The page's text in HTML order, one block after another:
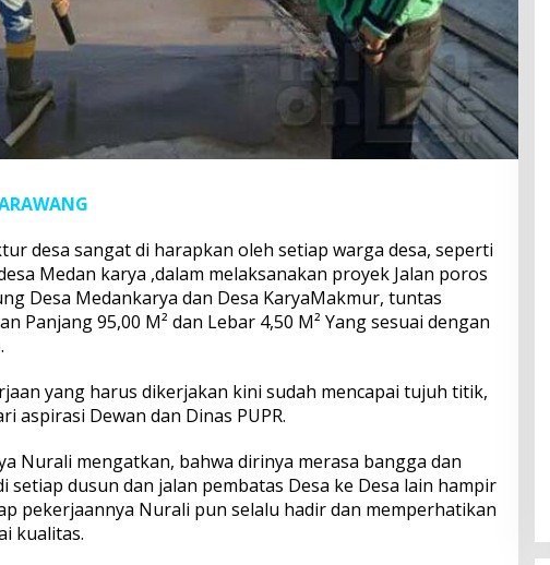
desa sangat di harapkan oleh setiap warga desa, seperti
Medan karya ,dalam melaksanakan proyek Jalan poros
Desa Medankarya dan Desa KaryaMakmur, tuntas
Panjang 95,00 M² dan Lebar 4,50 M² Yang sesuai dengan
yang harus dikerjakan kini sudah mencapai tujuh titik,
aspirasi Dewan dan Dinas PUPR.
Nurali mengatkan, bahwa dirinya merasa bangga dan
setiap dusun dan jalan pembatas Desa ke Desa lain hampir
pekerjaannya Nurali pun selalu hadir dan memperhatikan
kualitas.